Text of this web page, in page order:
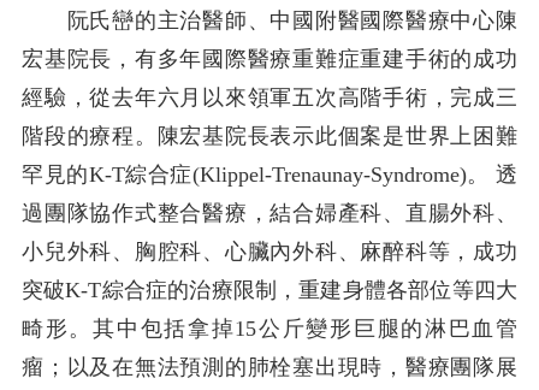
阮氏巒的主治醫師、中國附醫國際醫療中心陳
宏基院長，有多年國際醫療重難症重建手術的成功
經驗，從去年六月以來領軍五次高階手術，完成三
階段的療程。陳宏基院長表示此個案是世界上困難
罕見的K-T綜合症(Klippel-Trenaunay-Syndrome)。 透
過團隊協作式整合醫療，結合婦產科、直腸外科、
小兒外科、胸腔科、心臟內外科、麻醉科等，成功
突破K-T綜合症的治療限制，重建身體各部位等四大
畸形。其中包括拿掉15公斤變形巨腿的淋巴血管
瘤；以及在無法預測的肺栓塞出現時，醫療團隊展